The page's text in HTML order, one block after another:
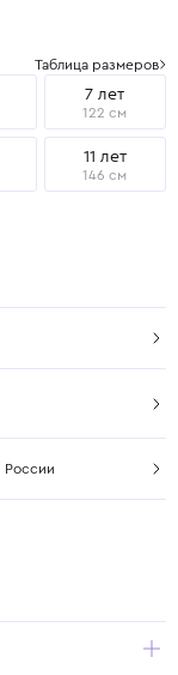
Таблица размеров
7 лет
122 см
11 лет
146 см
России